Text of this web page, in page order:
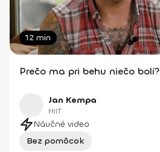
12 min
Prečo ma pri behu niečo bolí?
Jan Kempa
HIIT
Náučné video
Bez pomôcok